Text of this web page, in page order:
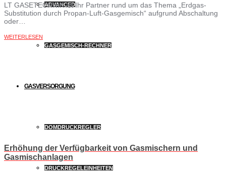
ADVANCED
GASGEMISCH-RECHNER
GASVERSORGUNG
DOMDRUCKREGLER
DRUCKREGELEINHEITEN
LT GASETECHNIK ist Ihr Partner rund um das Thema „Erdgas-
Substitution durch Propan-Luft-Gasgemisch“ aufgrund Abschaltung
oder…
WEITERLESEN
Erhöhung der Verfügbarkeit von Gasmischern und
Gasmischanlagen